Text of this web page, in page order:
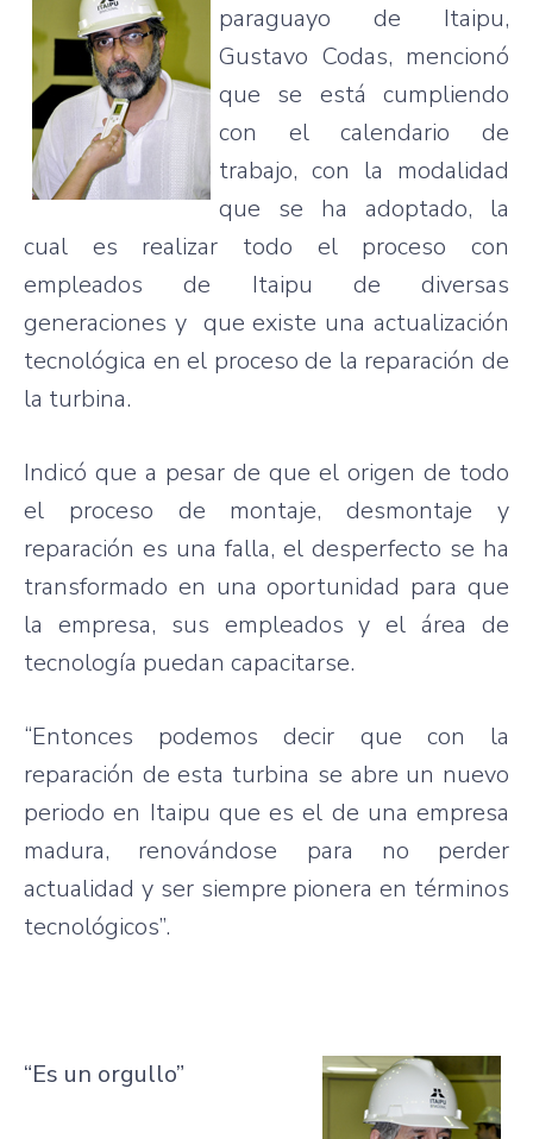
paraguayo de Itaipu,
Gustavo Codas, mencionó
que se está cumpliendo
con el calendario de
trabajo, con la modalidad
que se ha adoptado, la
cual es realizar todo el proceso con
empleados de Itaipu de diversas
generaciones y que existe una actualización
tecnológica en el proceso de la reparación de
la turbina.
Indicó que a pesar de que el origen de todo
el proceso de montaje, desmontaje y
reparación es una falla, el desperfecto se ha
transformado en una oportunidad para que
la empresa, sus empleados y el área de
tecnología puedan capacitarse.
“Entonces podemos decir que con la
reparación de esta turbina se abre un nuevo
periodo en Itaipu que es el de una empresa
madura, renovándose para no perder
actualidad y ser siempre pionera en términos
tecnológicos”.
“Es un orgullo”